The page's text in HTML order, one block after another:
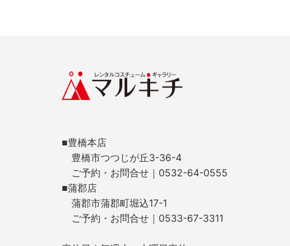
■豊橋本店
豊橋市つつじが丘3-36-4
ご予約・お問合せ｜0532-64-0555
■蒲郡店
蒲郡市蒲郡町堀込17-1
ご予約・お問合せ｜0533-67-3311